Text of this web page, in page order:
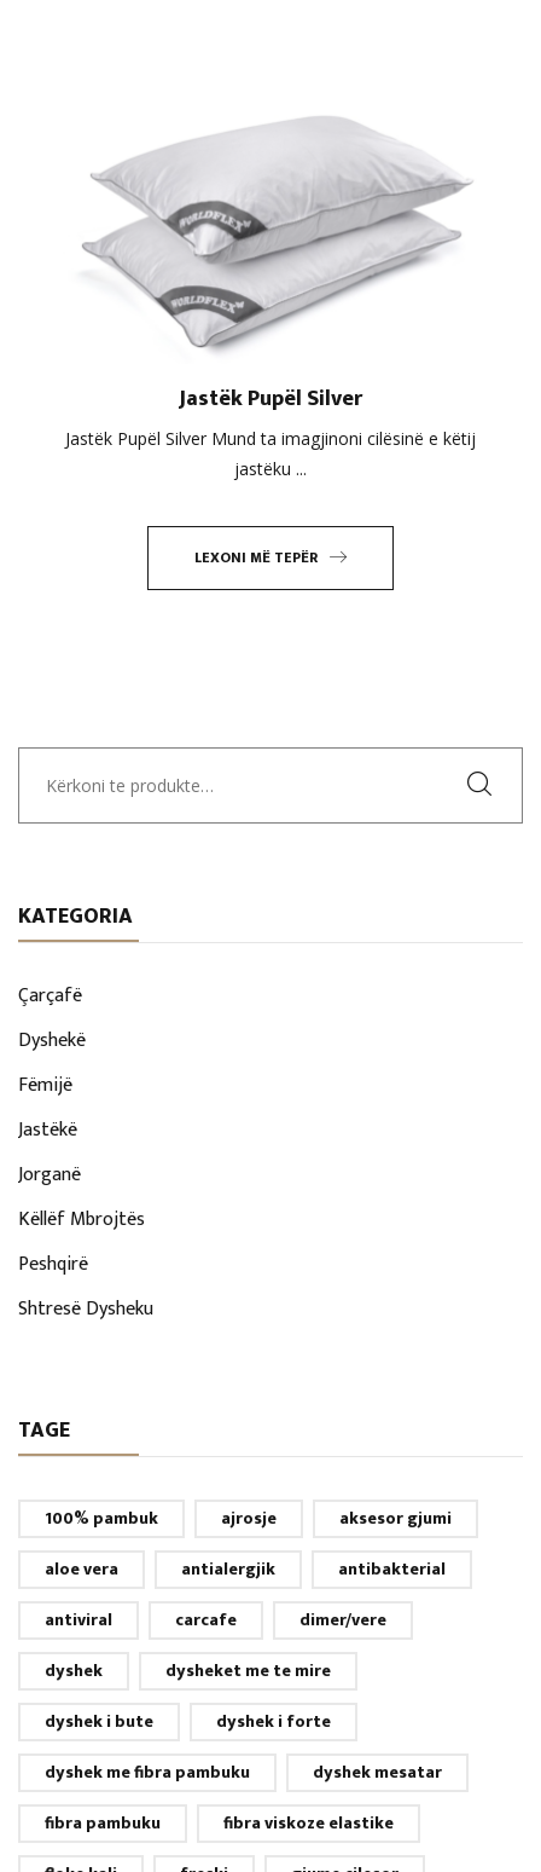
Jastëk Pupël Silver
Jastëk Pupël Silver Mund ta imagjinoni cilësinë e këtij
jastëku ...
LEXONI MË TEPËR
për:
KATEGORIA
Çarçafë
Dyshekë
Fëmijë
Jastëkë
Jorganë
Këllëf Mbrojtës
Peshqirë
Shtresë Dysheku
TAGE
100% pambuk ajrosje
aksesor gjumi
aloe vera
antialergjik
antibakterial
antiviral
carcafe
dimer/vere
dyshek
dysheket me te mire
dyshek i bute
dyshek i forte
dyshek me fibra pambuku
dyshek mesatar
fibra pambuku
fibra viskoze elastike